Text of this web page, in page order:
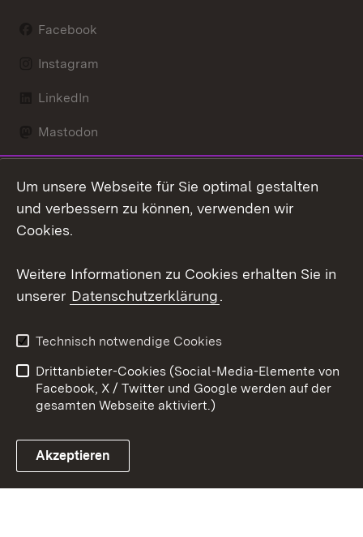
Facebook
Instagram
LinkedIn
Mastodon
X / Twitter
Youtube
Link zum Landesportal
Kontakt
Datenschutz
Barrierefreiheit
Impressum Cookies
Um unsere Webseite für Sie optimal gestalten
und verbessern zu können, verwenden wir
Cookies.
Weitere Informationen zu Cookies erhalten Sie in
unserer Datenschutzerklärung.
Technisch notwendige Cookies
Drittanbieter-Cookies (Social-Media-Elemente von
Facebook, X / Twitter und Google werden auf der
gesamten Webseite aktiviert.)
Akzeptieren